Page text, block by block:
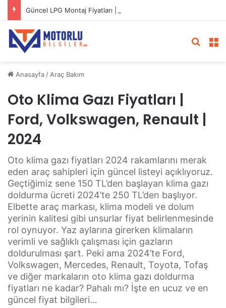
Güncel LPG Montaj Fiyatları | LPG Ne Kadara Takılır?
Anasayfa / Araç Bakım
Oto Klima Gazı Fiyatları |
Ford, Volkswagen, Renault |
2024
Oto klima gazı fiyatları 2024 rakamlarını merak
eden araç sahipleri için güncel listeyi açıklıyoruz.
Geçtiğimiz sene 150 TL’den başlayan klima gazı
doldurma ücreti 2024’te 250 TL’den başlıyor.
Elbette araç markası, klima modeli ve dolum
yerinin kalitesi gibi unsurlar fiyat belirlenmesinde
rol oynuyor. Yaz aylarına girerken klimaların
verimli ve sağlıklı çalışması için gazların
doldurulması şart. Peki ama 2024’te Ford,
Volkswagen, Mercedes, Renault, Toyota, Tofaş
ve diğer markaların oto klima gazı doldurma
fiyatları ne kadar? Pahalı mı? İşte en ucuz ve en
güncel fiyat bilgileri…